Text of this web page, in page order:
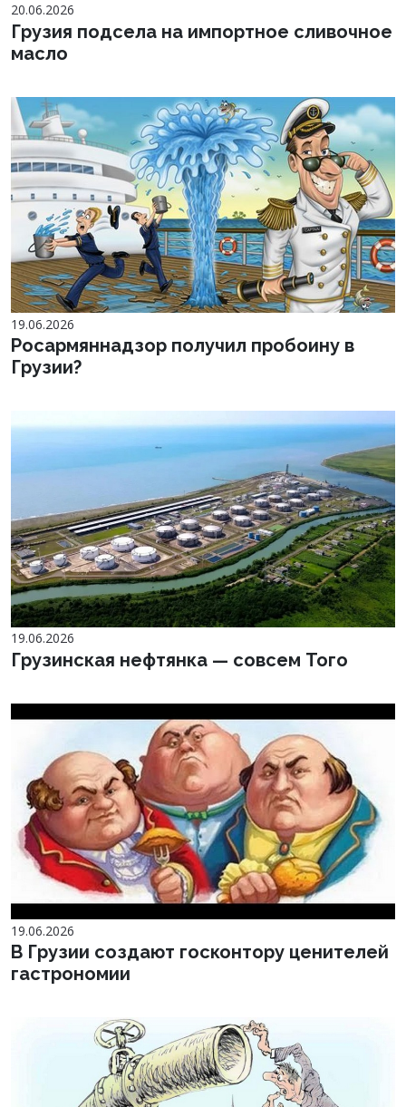
20.06.2026
Грузия подсела на импортное сливочное
масло
19.06.2026
Росармяннадзор получил пробоину в
Грузии?
19.06.2026
Грузинская нефтянка — совсем Того
19.06.2026
В Грузии создают госконтору ценителей
гастрономии